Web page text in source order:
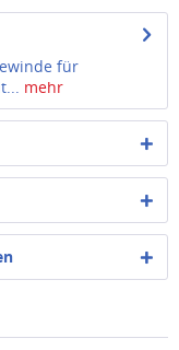
für
mehr